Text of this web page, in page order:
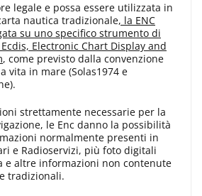
legale e possa essere utilizzata in
nautica tradizionale, la ENC
su uno specifico strumento di
Electronic Chart Display and
, come previsto dalla convenzione
vita in mare (Solas1974 e
strettamente necessarie per la
le Enc danno la possibilità
normalmente presenti in
e Radioservizi, più foto digitali
e altre informazioni non contenute
tradizionali.